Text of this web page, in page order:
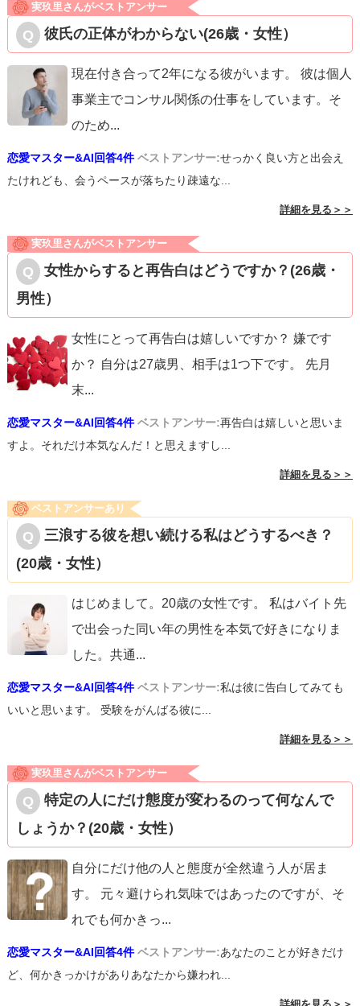
実玖里さんがベストアンサー
彼氏の正体がわからない(26歳・女性）
現在付き合って2年になる彼がいます。 彼は個人
事業主でコンサル関係の仕事をしています。そ
のため...
恋愛マスター&AI回答4件 ベストアンサー:せっかく良い方と出会え
たけれども、会うペースが落ちたり疎遠な...
詳細を見る＞＞
実玖里さんがベストアンサー
女性からすると再告白はどうですか？(26歳・
男性）
女性にとって再告白は嬉しいですか？ 嫌です
か？ 自分は27歳男、相手は1つ下です。 先月
末...
恋愛マスター&AI回答4件 ベストアンサー:再告白は嬉しいと思いま
すよ。それだけ本気なんだ！と思えますし...
詳細を見る＞＞
ベストアンサーあり
三浪する彼を想い続ける私はどうするべき？
(20歳・女性）
はじめまして。20歳の女性です。 私はバイト先
で出会った同い年の男性を本気で好きになりま
した。共通...
恋愛マスター&AI回答4件 ベストアンサー:私は彼に告白してみても
いいと思います。 受験をがんばる彼に...
詳細を見る＞＞
実玖里さんがベストアンサー
特定の人にだけ態度が変わるのって何なんで
しょうか？(20歳・女性）
自分にだけ他の人と態度が全然違う人が居ま
す。 元々避けられ気味ではあったのですが、そ
れでも何かきっ...
恋愛マスター&AI回答4件 ベストアンサー:あなたのことが好きだけ
ど、何かきっかけがありあなたから嫌われ...